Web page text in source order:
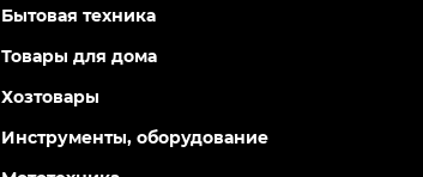
Бытовая техника
Товары для дома
Хозтовары
Инструменты, оборудование